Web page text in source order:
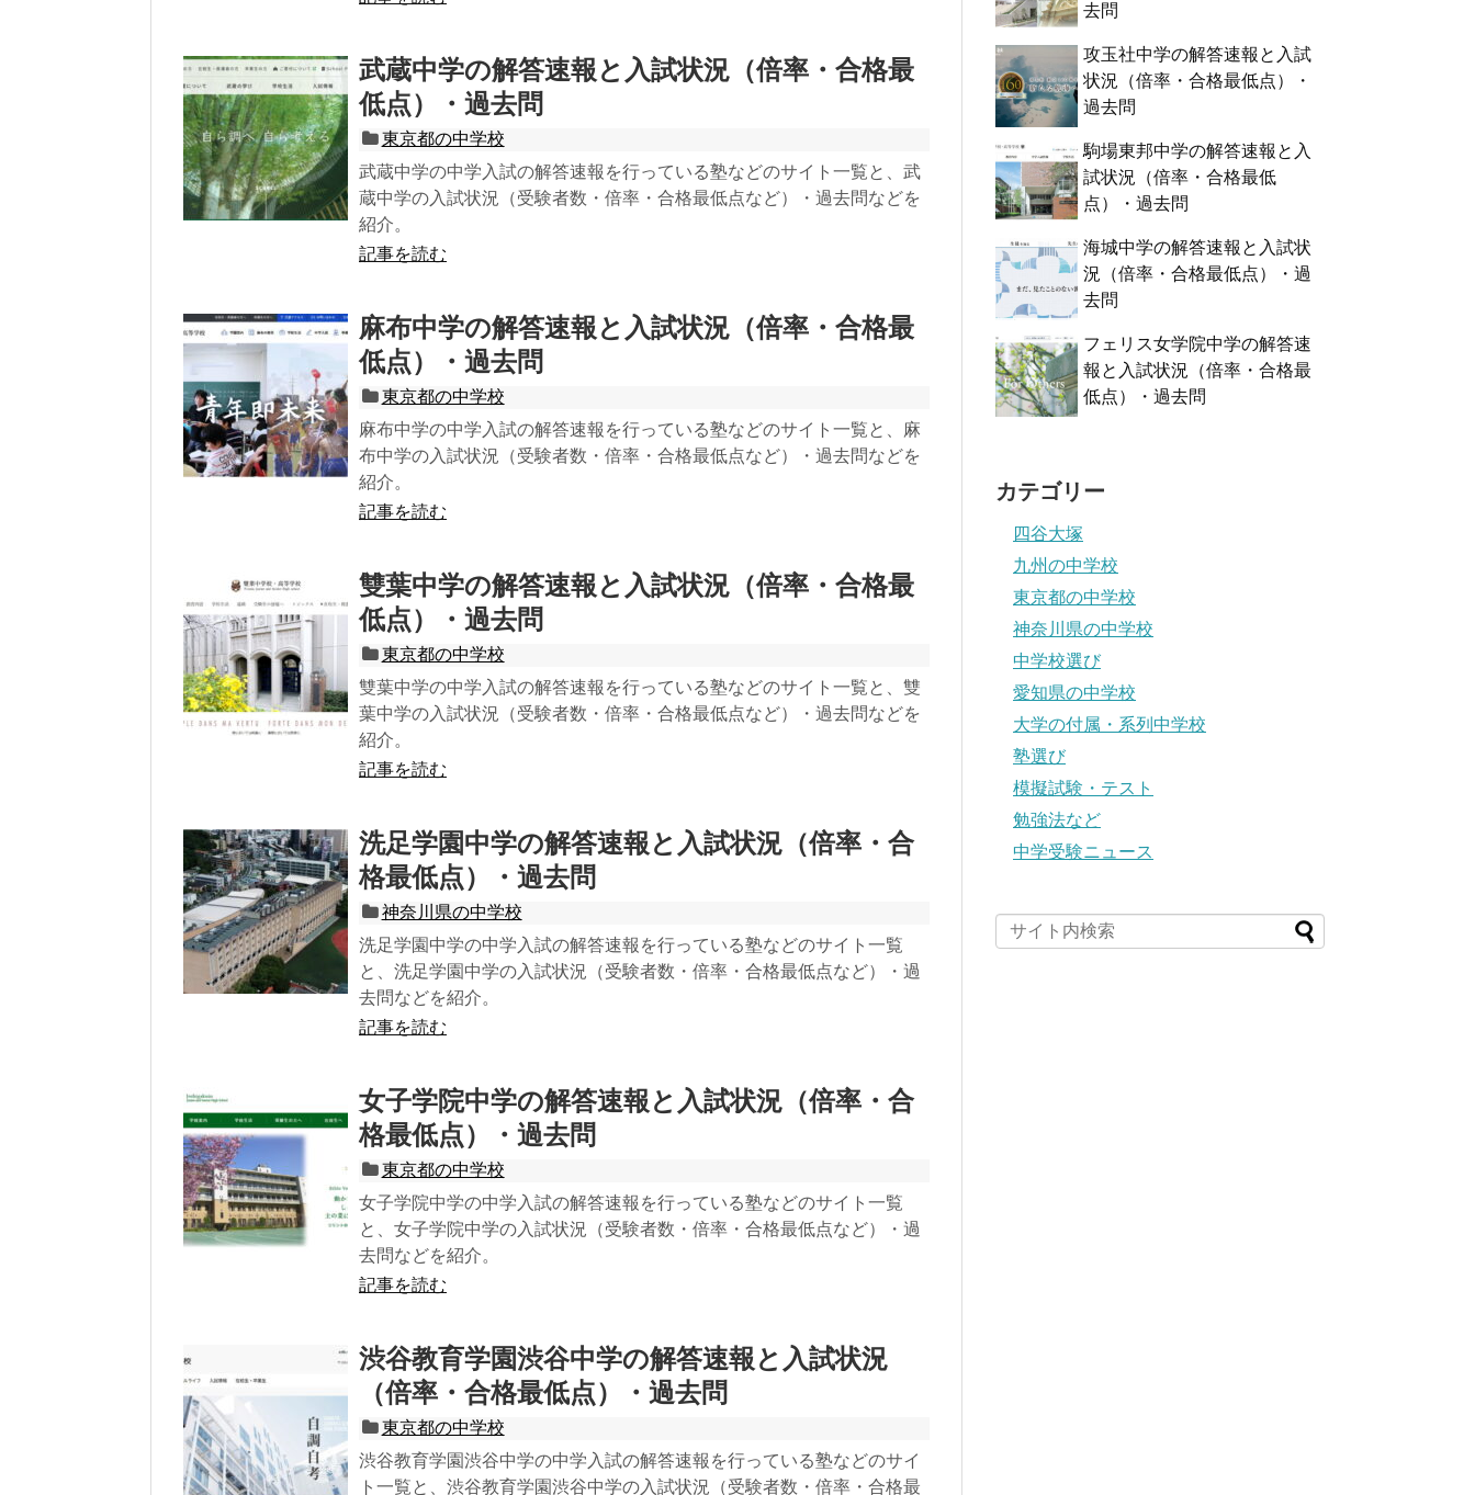
武蔵中学の解答速報と入試状況（倍率・合格最
低点）・過去問
東京都の中学校
武蔵中学の中学入試の解答速報を行っている塾などのサイト一覧と、武
蔵中学の入試状況（受験者数・倍率・合格最低点など）・過去問などを
紹介。
記事を読む
麻布中学の解答速報と入試状況（倍率・合格最
低点）・過去問
東京都の中学校
麻布中学の中学入試の解答速報を行っている塾などのサイト一覧と、麻
布中学の入試状況（受験者数・倍率・合格最低点など）・過去問などを
紹介。
記事を読む
雙葉中学の解答速報と入試状況（倍率・合格最
低点）・過去問
東京都の中学校
雙葉中学の中学入試の解答速報を行っている塾などのサイト一覧と、雙
葉中学の入試状況（受験者数・倍率・合格最低点など）・過去問などを
紹介。
記事を読む
洗足学園中学の解答速報と入試状況（倍率・合
格最低点）・過去問
神奈川県の中学校
洗足学園中学の中学入試の解答速報を行っている塾などのサイト一覧
と、洗足学園中学の入試状況（受験者数・倍率・合格最低点など）・過
去問などを紹介。
記事を読む
女子学院中学の解答速報と入試状況（倍率・合
格最低点）・過去問
東京都の中学校
女子学院中学の中学入試の解答速報を行っている塾などのサイト一覧
と、女子学院中学の入試状況（受験者数・倍率・合格最低点など）・過
去問などを紹介。
記事を読む
渋谷教育学園渋谷中学の解答速報と入試状況
（倍率・合格最低点）・過去問
東京都の中学校
渋谷教育学園渋谷中学の中学入試の解答速報を行っている塾などのサイ
ト一覧と、渋谷教育学園渋谷中学の入試状況（受験者数・倍率・合格最
去問
攻玉社中学の解答速報と入試
状況（倍率・合格最低点）・
過去問
駒場東邦中学の解答速報と入
試状況（倍率・合格最低
点）・過去問
海城中学の解答速報と入試状
況（倍率・合格最低点）・過
去問
フェリス女学院中学の解答速
報と入試状況（倍率・合格最
低点）・過去問
カテゴリー
四谷大塚
九州の中学校
東京都の中学校
神奈川県の中学校
中学校選び
愛知県の中学校
大学の付属・系列中学校
塾選び
模擬試験・テスト
勉強法など
中学受験ニュース